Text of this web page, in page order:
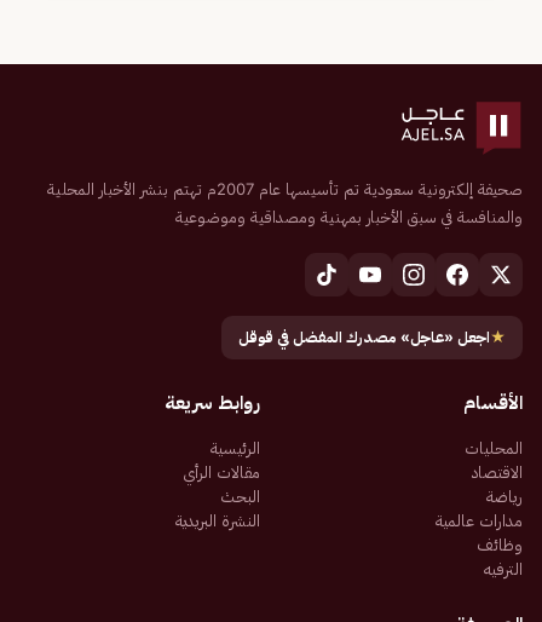
صحيفة إلكترونية سعودية تم تأسيسها عام 2007م تهتم بنشر الأخبار المحلية
والمنافسة في سبق الأخبار بمهنية ومصداقية وموضوعية
★اجعل «عاجل» مصدرك المفضل في قوقل
الأقسام
المحليات
الاقتصاد
رياضة
مدارات عالمية
وظائف
الترفيه
روابط سريعة
الرئيسية
مقالات الرأي
البحث
النشرة البريدية